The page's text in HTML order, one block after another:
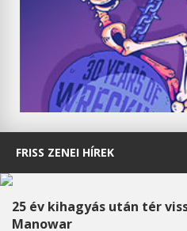
FRISS ZENEI HÍREK
25 év kihagyás után tér
Manowar